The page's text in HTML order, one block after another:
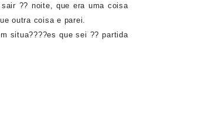
?? noite, que era uma coisa
outra coisa e parei.
situa????es que sei ?? partida